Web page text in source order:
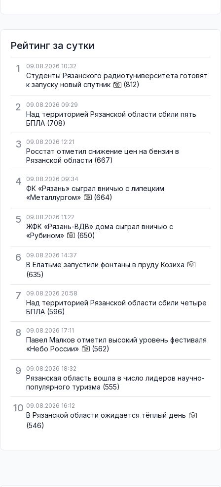
Рейтинг за сутки
1
09.08.2026 10:32
Студенты Рязанского радиотуниверситета готовят
к запуску новый спутник
(812)
2 09.08.2026 09:29
Над территорией Рязанской области сбили пять
БПЛА (708)
3 09.08.2026 12:21
Росстат отметил снижение цен на бензин в
Рязанской области (667)
4 09.08.2026 09:34
ФК «Рязань» сыграл вничью с липецким
«Металлургом»
(664)
5 09.08.2026 11:22
ЖФК «Рязань-ВДВ» дома сыграл вничью с
«Рубином»
(650)
6 09.08.2026 14:37
В Елатьме запустили фонтаны в пруду Козиха
(635)
7 09.08.2026 20:58
Над территорией Рязанской области сбили четыре
БПЛА (596)
8 09.08.2026 17:11
Павел Малков отметил высокий уровень фестиваля
«Небо России»
(562)
9 09.08.2026 18:32
Рязанская область вошла в число лидеров научно-
популярного туризма (555)
10 09.08.2026 16:12
В Рязанской области ожидается тёплый день
(546)